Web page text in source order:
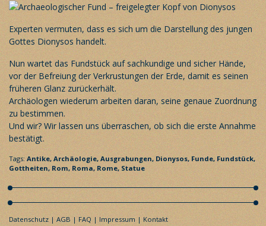
Experten vermuten, dass es sich um die Darstellung des jungen
Gottes Dionysos handelt.
Nun wartet das Fundstück auf sachkundige und sicher Hände,
vor der Befreiung der Verkrustungen der Erde, damit es seinen
früheren Glanz zurückerhält.
Archäologen wiederum arbeiten daran, seine genaue Zuordnung
zu bestimmen.
Und wir? Wir lassen uns überraschen, ob sich die erste Annahme
bestätigt.
Tags: Antike, Archäologie, Ausgrabungen, Dionysos, Funde, Fundstück,
Gottheiten, Rom, Roma, Rome, Statue
Datenschutz AGB FAQ Impressum Kontakt